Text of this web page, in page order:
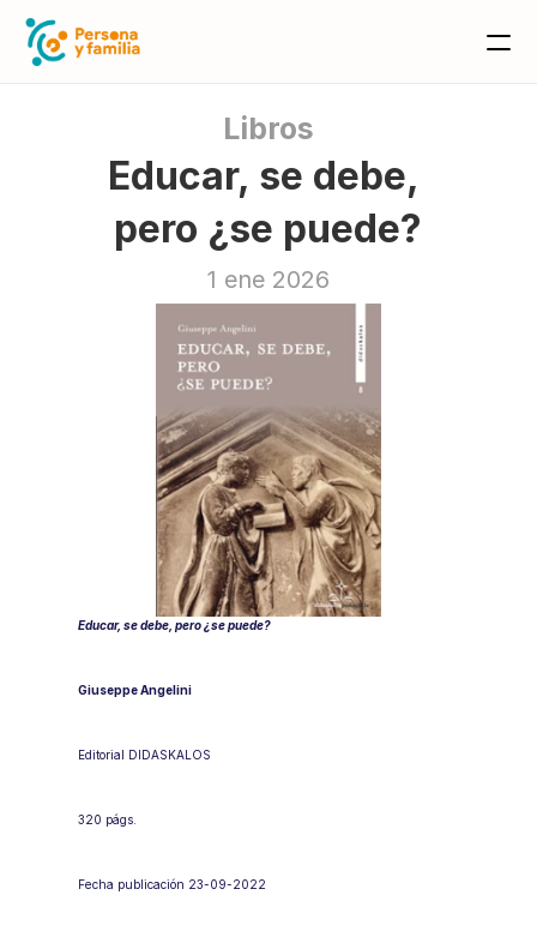
Libros
Educar, se debe,
pero ¿se puede?
1 ene 2026
Educar, se debe, pero ¿se puede?
Giuseppe Angelini
Editorial DIDASKALOS
320 págs.
Fecha publicación 23-09-2022